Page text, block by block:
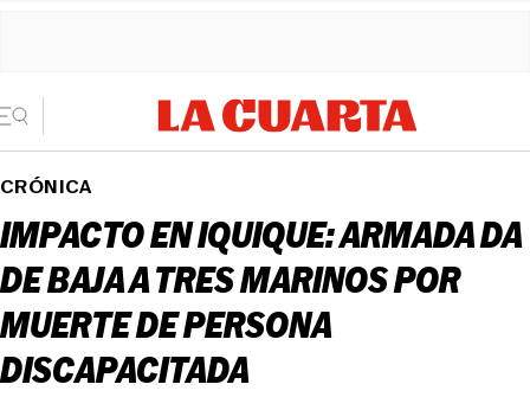
CRÓNICA
IMPACTO EN IQUIQUE: ARMADA DA
DE BAJA A TRES MARINOS POR
MUERTE DE PERSONA
DISCAPACITADA